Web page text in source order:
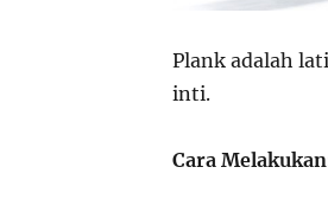
Plank adalah
inti.
Cara